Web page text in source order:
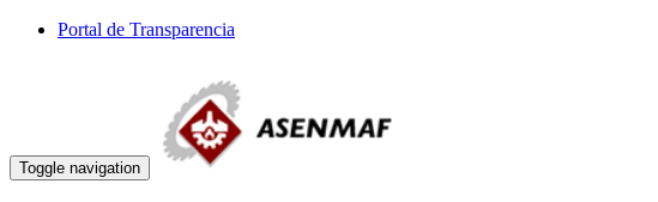
Portal de Transparencia
Toggle navigation